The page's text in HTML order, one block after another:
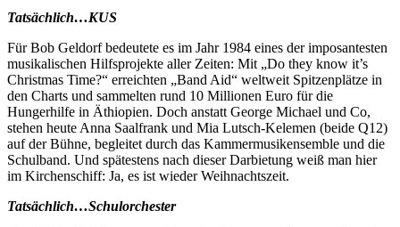
Tatsächlich…KUS
Für Bob Geldorf bedeutete es im Jahr 1984 eines der imposantesten
musikalischen Hilfsprojekte aller Zeiten: Mit „Do they know it’s
Christmas Time?“ erreichten „Band Aid“ weltweit Spitzenplätze in
den Charts und sammelten rund 10 Millionen Euro für die
Hungerhilfe in Äthiopien. Doch anstatt George Michael und Co,
stehen heute Anna Saalfrank und Mia Lutsch-Kelemen (beide Q12)
auf der Bühne, begleitet durch das Kammermusikensemble und die
Schulband. Und spätestens nach dieser Darbietung weiß man hier
im Kirchenschiff: Ja, es ist wieder Weihnachtszeit.
Tatsächlich…Schulorchester